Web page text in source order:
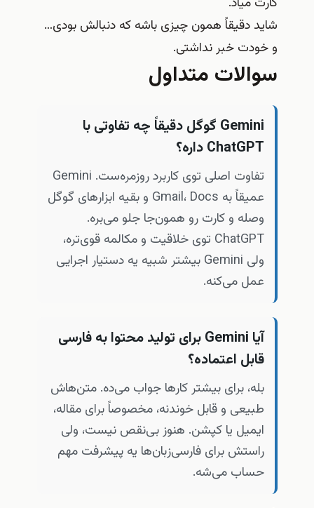
شاید دقیقاً همون چیزی باشه که دنبالش بودی…
و خودت خبر نداشتی.
سوالات متداول
Gemini گوگل دقیقاً چه تفاوتی با
ChatGPT داره؟
تفاوت اصلی توی کاربرد روزمره‌ست. Gemini
عمیقاً به Gmail، Docs و بقیه ابزارهای گوگل
وصله و کارت رو همون‌جا جلو می‌بره.
ChatGPT توی خلاقیت و مکالمه قوی‌تره،
ولی Gemini بیشتر شبیه یه دستیار اجرایی
عمل می‌کنه.
آیا Gemini برای تولید محتوا به فارسی
قابل اعتماده؟
بله، برای بیشتر کارها جواب می‌ده. متن‌هاش
طبیعی و قابل خوندنه، مخصوصاً برای مقاله،
ایمیل یا کپشن. هنوز بی‌نقص نیست، ولی
راستش برای فارسی‌زبان‌ها یه پیشرفت مهم
حساب می‌شه.